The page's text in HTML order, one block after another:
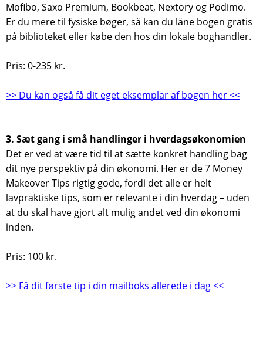
Mofibo, Saxo Premium, Bookbeat, Nextory og Podimo.
Er du mere til fysiske bøger, så kan du låne bogen gratis
på biblioteket eller købe den hos din lokale boghandler.
Pris: 0-235 kr.
>> Du kan også få dit eget eksemplar af bogen her <<
3. Sæt gang i små handlinger i hverdagsøkonomien
Det er ved at være tid til at sætte konkret handling bag
dit nye perspektiv på din økonomi. Her er de 7 Money
Makeover Tips rigtig gode, fordi det alle er helt
lavpraktiske tips, som er relevante i din hverdag – uden
at du skal have gjort alt mulig andet ved din økonomi
inden.
Pris: 100 kr.
>> Få dit første tip i din mailboks allerede i dag <<